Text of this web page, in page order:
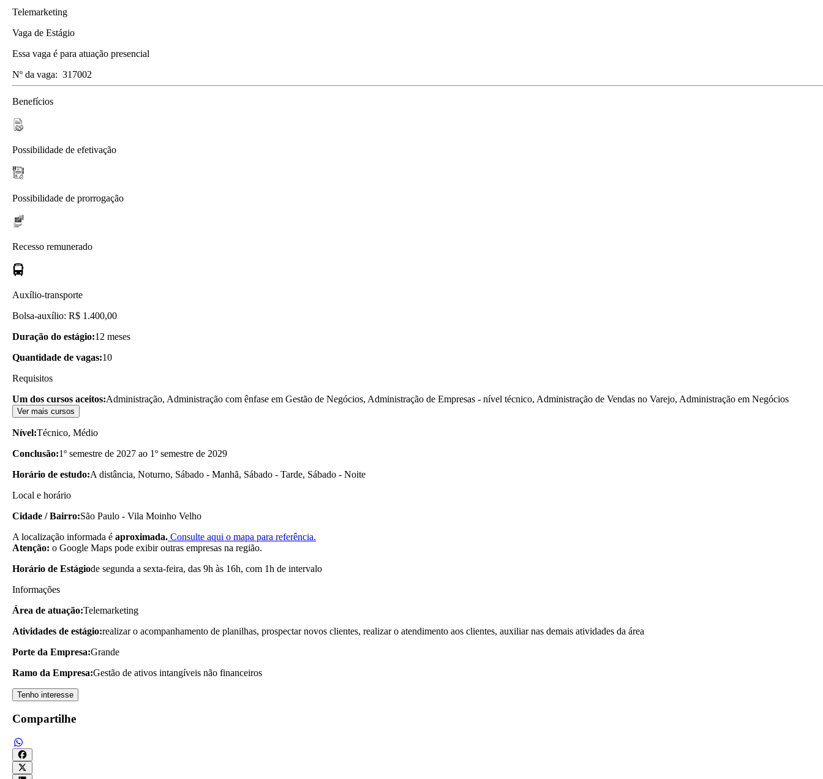
Telemarketing
Vaga de Estágio
Essa vaga é para atuação presencial
Nº da vaga: 317002
Benefícios
Possibilidade de efetivação
Possibilidade de prorrogação
Recesso remunerado
Auxílio-transporte
Bolsa-auxílio: R$ 1.400,00
Duração do estágio:12 meses
Quantidade de vagas:10
Requisitos
Um dos cursos aceitos:Administração, Administração com ênfase em Gestão de Negócios, Administração de Empresas - nível técnico, Administração de Vendas no Varejo, Administração em Negócios
Ver mais cursos
Nível:Técnico, Médio
Conclusão:1º semestre de 2027 ao 1º semestre de 2029
Horário de estudo:A distância, Noturno, Sábado - Manhã, Sábado - Tarde, Sábado - Noite
Local e horário
Cidade / Bairro:São Paulo - Vila Moinho Velho
A localização informada é aproximada. Consulte aqui o mapa para referência.
Atenção: o Google Maps pode exibir outras empresas na região.
Horário de Estágiode segunda a sexta-feira, das 9h às 16h, com 1h de intervalo
Informações
Área de atuação:Telemarketing
Atividades de estágio:realizar o acompanhamento de planilhas, prospectar novos clientes, realizar o atendimento aos clientes, auxiliar nas demais atividades da área
Porte da Empresa:Grande
Ramo da Empresa:Gestão de ativos intangíveis não financeiros
Tenho interesse
Compartilhe